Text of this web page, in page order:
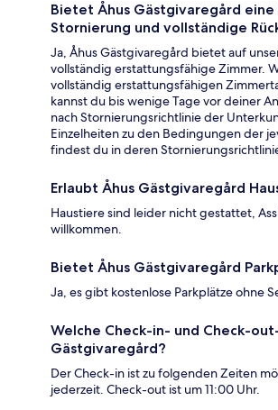
Bietet Åhus Gästgivaregård eine
Stornierung und vollständige
Ja, Åhus Gästgivaregård bietet auf
vollständig erstattungsfähige Zimmer.
vollständig erstattungsfähigen
kannst du bis wenige Tage vor deiner
nach Stornierungsrichtlinie der
Einzelheiten zu den Bedingungen der
findest du in deren
Erlaubt Åhus Gästgivaregård
Haustiere sind leider nicht gestattet,
willkommen.
Bietet Åhus Gästgivaregård
Ja, es gibt kostenlose Parkplätze ohne
Welche Check-in- und Check-
Gästgivaregård?
Der Check-in ist zu folgenden Zeiten
jederzeit. Check-out ist um 11:00 Uhr.